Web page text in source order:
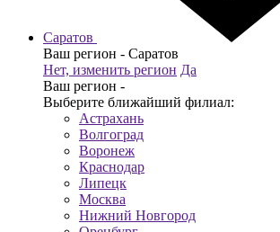
Саратов
Ваш регион - Саратов
Нет, изменить регион Да
Ваш регион -
Выберите ближайший филиал:
Астрахань
Волгоград
Воронеж
Краснодар
Липецк
Москва
Нижний Новгород